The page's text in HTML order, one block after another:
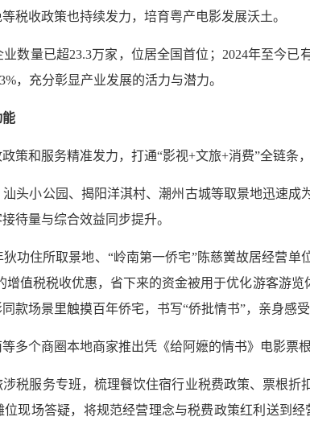
税收政策也持续发力，培育粤产电影发展沃土。
数量已超23.3万家，位居全国首位；2024年至今
，充分彰显产业发展的活力与潜力。
能
策和服务精准发力，打通“影视+文旅+消费”全链条
头小公园、揭阳洋淇村、潮州古城等取景地迅速
待量与综合效益同步提升。
功住所取景地、“岭南第一侨宅”陈慈黉故居经营
增值税税收优惠，省下来的资金被用于优化游客游
款场景里触摸百年侨宅，书写“侨批情书”，亲身感
多个商圈本地商家推出凭《给阿嬷的情书》电影票
税服务专班，梳理餐饮住宿行业税费政策、票根折
现场答疑，将规范经营理念与税费政策红利送到